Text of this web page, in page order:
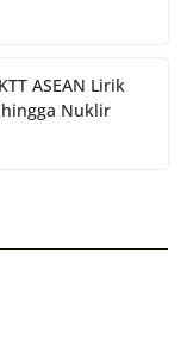
ASEAN Lirik
Nuklir